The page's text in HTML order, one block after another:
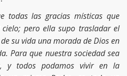
todas las gracias místicas que
pero ella supo trasladar el
su vida una morada de Dios en
Para que nuestra sociedad sea
y todos podamos vivir en la